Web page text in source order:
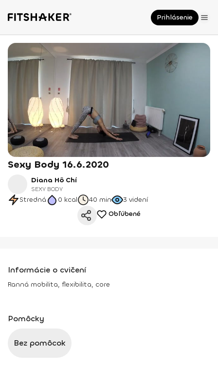
Prihlásenie
Sexy Body 16.6.2020
Diana Hô Chí
SEXY BODY
Stredná 0 kcal 40 min 3 videní
Obľúbené
Informácie o cvičení
Ranná mobilita, flexibilita, core
Pomôcky
Bez pomôcok